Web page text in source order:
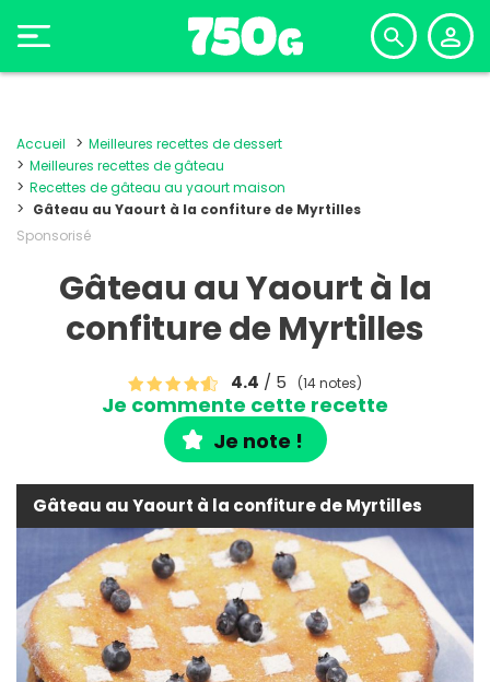
Accueil
Meilleures recettes de dessert
Meilleures recettes de gâteau
Recettes de gâteau au yaourt maison
Gâteau au Yaourt à la confiture de Myrtilles
Sponsorisé
Gâteau au Yaourt à la
confiture de Myrtilles
4.4 / 5 (14 notes)
Je commente cette recette
Je note !
Gâteau au Yaourt à la confiture de Myrtilles